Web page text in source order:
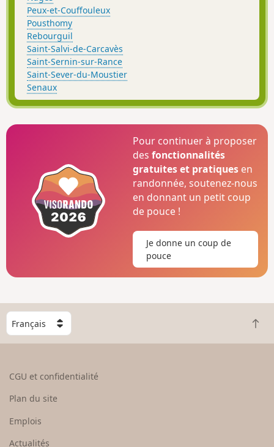
Peux-et-Couffouleux
Pousthomy
Rebourguil
Saint-Salvi-de-Carcavès
Saint-Sernin-sur-Rance
Saint-Sever-du-Moustier
Senaux
Pour continuer à proposer
desfonctionnalités
gratuites et pratiques en
randonnée, soutenez-nous
en donnant un petit coup
de pouce !
Je donne un coup de
pouce
C
h
o
e
R
e
CGU et confidentialité
Plan du site
Emplois
Actualités